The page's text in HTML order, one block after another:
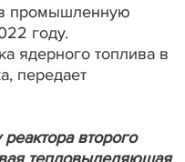
промышленную
году.
ядерного топлива в
передает
второго